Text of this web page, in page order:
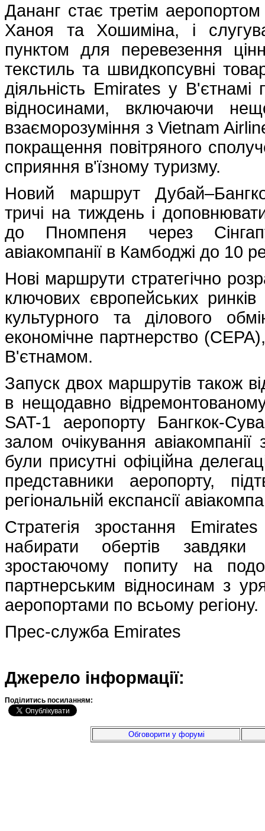
Дананг стає третім
Ханоя та Хошиміна, і
пунктом для перевезення
текстиль та швидкопсувні
діяльність Emirates у В'єтнамі
відносинами, включаючи
взаєморозуміння з Vietnam
покращення повітряного
сприяння в'їзному туризму.
Новий маршрут
тричі на тиждень і
до Пномпеня через
авіакомпанії в Камбоджі до 10
Нові маршрути стратегічно
ключових європейських
культурного та ділового
економічне партнерство
В'єтнамом.
Запуск двох маршрутів також
в нещодавно
SAT-1 аеропорту Бангкок-
залом очікування
були присутні офіційна
представники аеропорту,
регіональній експансії
Стратегія зростання
набирати обертів завдяки
зростаючому попиту на
партнерським відносинам з
аеропортами по всьому регіону.
Прес-служба Emirates
Джерело інформації:
Подiлитись посиланням:
Обговорити у форумі